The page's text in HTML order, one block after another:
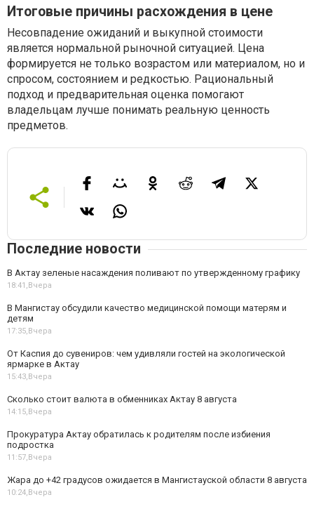
Итоговые причины расхождения в цене
Несовпадение ожиданий и выкупной стоимости
является нормальной рыночной ситуацией. Цена
формируется не только возрастом или материалом, но и
спросом, состоянием и редкостью. Рациональный
подход и предварительная оценка помогают
владельцам лучше понимать реальную ценность
предметов.
Последние новости
В Актау зеленые насаждения поливают по утвержденному графику
18:41,Вчера
В Мангистау обсудили качество медицинской помощи матерям и
детям
17:35,Вчера
От Каспия до сувениров: чем удивляли гостей на экологической
ярмарке в Актау
15:43,Вчера
Сколько стоит валюта в обменниках Актау 8 августа
14:15,Вчера
Прокуратура Актау обратилась к родителям после избиения
подростка
11:57,Вчера
Жара до +42 градусов ожидается в Мангистауской области 8 августа
10:24,Вчера